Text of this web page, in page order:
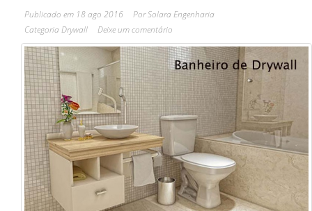
Publicado em 18 ago 2016 PorSolara Engenharia
Categoria Drywall Deixe um comentário